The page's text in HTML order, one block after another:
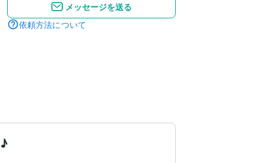
メッセージを送る
依頼方法について